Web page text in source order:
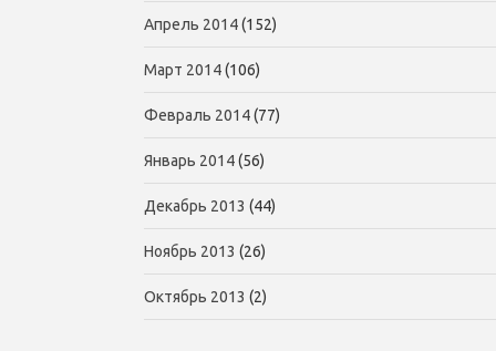
Апрель 2014(152)
Март 2014(106)
Февраль 2014(77)
Январь 2014(56)
Декабрь 2013 (44)
Ноябрь 2013 (26)
Октябрь 2013 (2)